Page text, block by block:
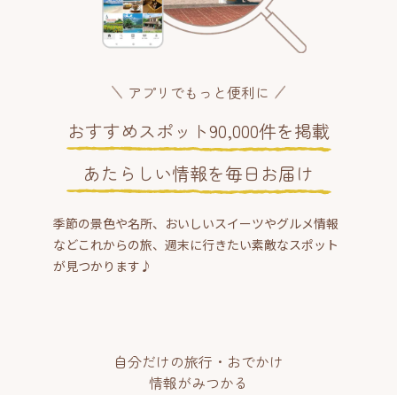
アプリでもっと便利に
おすすめスポット90,000件を掲載
あたらしい情報を毎日お届け
季節の景色や名所、おいしいスイーツやグルメ情報
などこれからの旅、週末に行きたい素敵なスポット
が見つかります♪
自分だけの旅行・おでかけ
情報がみつかる